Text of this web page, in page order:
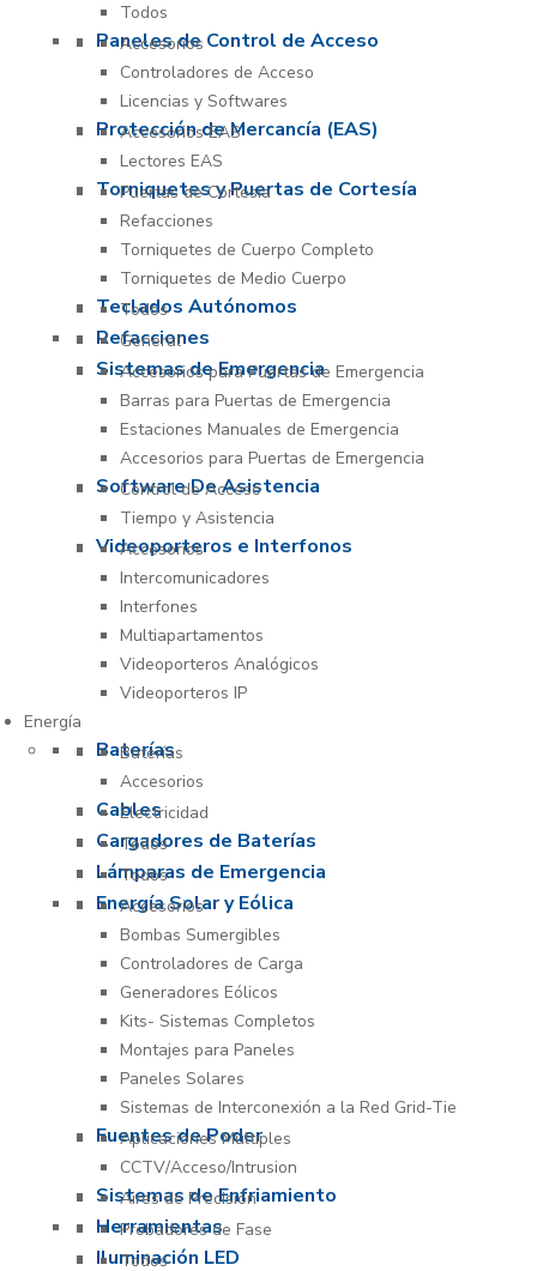
Todos
Paneles de Control de Acceso
Accesorios
Controladores de Acceso
Licencias y Softwares
Protección de Mercancía (EAS)
Accesorios EAS
Lectores EAS
Torniquetes y Puertas de Cortesía
Puertas de Cortesía
Refacciones
Torniquetes de Cuerpo Completo
Torniquetes de Medio Cuerpo
Teclados Autónomos
Todos
Refacciones
General
Sistemas de Emergencia
Accesorios para Puertas de Emergencia
Barras para Puertas de Emergencia
Estaciones Manuales de Emergencia
Accesorios para Puertas de Emergencia
Software De Asistencia
Control de Acceso
Tiempo y Asistencia
Videoporteros e Interfonos
Accesorios
Intercomunicadores
Interfones
Multiapartamentos
Videoporteros Analógicos
Videoporteros IP
Energía
Baterías
Baterías
Accesorios
Cables
Electricidad
Cargadores de Baterías
Todos
Lámparas de Emergencia
Todos
Energía Solar y Eólica
Accesorios
Bombas Sumergibles
Controladores de Carga
Generadores Eólicos
Kits- Sistemas Completos
Montajes para Paneles
Paneles Solares
Sistemas de Interconexión a la Red Grid-Tie
Fuentes de Poder
Aplicaciones Múltiples
CCTV/Acceso/Intrusion
Sistemas de Enfriamiento
Aires de Precisión
Herramientas
Probadores de Fase
Iluminación LED
Todos